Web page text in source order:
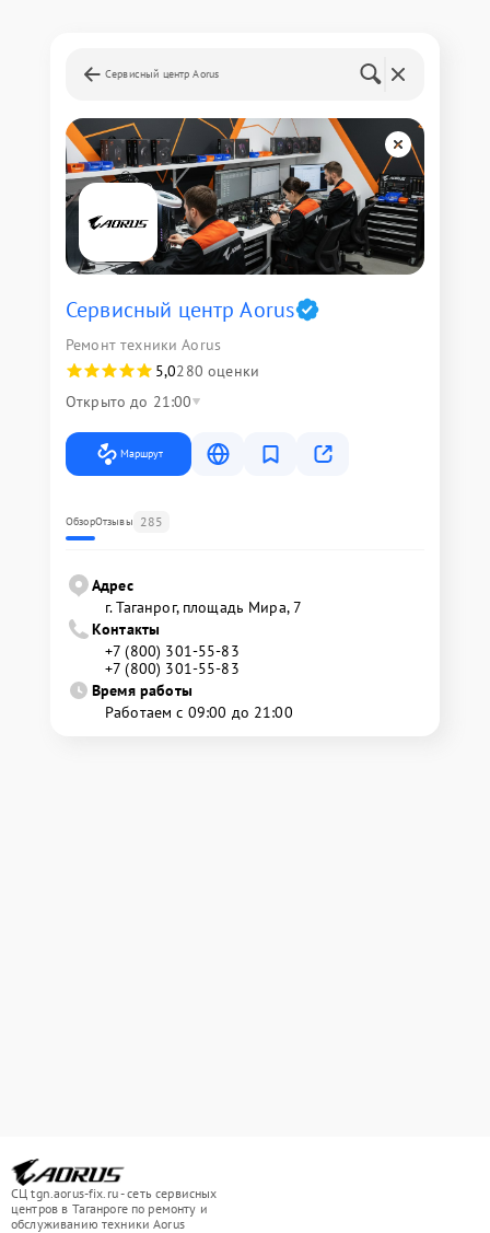
Сервисный центр Aorus
Сервисный центр Aorus
Ремонт техники Aorus
5,0280 оценки
Открыто до 21:00
Маршрут
ОбзорОтзывы 285
Адрес
г. Таганрог, площадь Мира, 7
Контакты
+7 (800) 301-55-83
+7 (800) 301-55-83
Время работы
Работаем с 09:00 до 21:00
СЦ tgn.aorus-fix.ru - сеть сервисных
центров в Таганроге по ремонту и
обслуживанию техники Aorus